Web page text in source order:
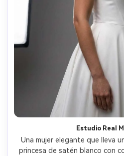
Estudio Real
Una mujer elegante que lleva
princesa de satén blanco con